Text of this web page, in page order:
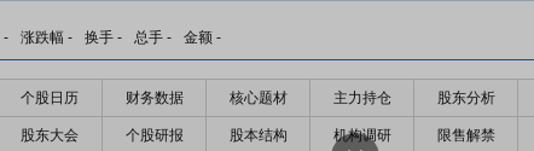
- 涨跌幅 - 换手 - 总手 - 金额 -
个股日历 财务数据 核心题材 主力持仓 股东分析
股东大会 个股研报 股本结构 机构调研 限售解禁